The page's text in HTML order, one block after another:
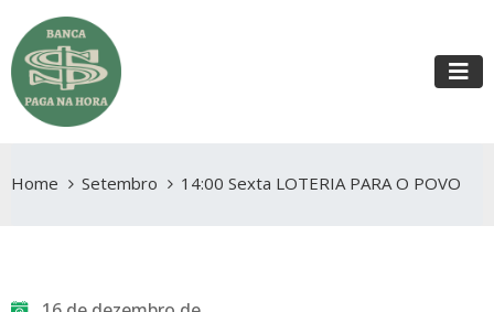
Home Setembro 14:00 Sexta LOTERIA PARA O POVO